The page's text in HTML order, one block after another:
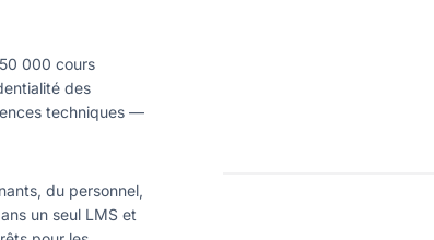
000 cours
des
techniques —
du personnel,
un seul LMS et